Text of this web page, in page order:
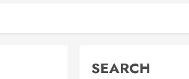
SEARCH